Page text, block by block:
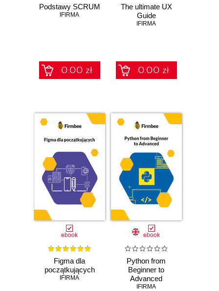
Podstawy SCRUM
IFIRMA
0.00 zł
The ultimate UX
Guide
IFIRMA
0.00 zł
ebook
Figma dla
początkujących
IFIRMA
ebook
Python from
Beginner to
Advanced
IFIRMA